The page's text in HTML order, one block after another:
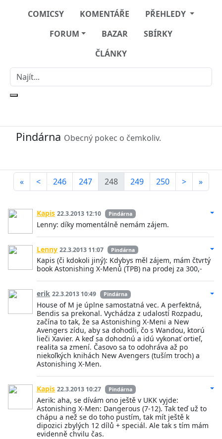
COMICSY KOMENTÁŘE
PŘEHLEDY
FORUM
BAZAR
SBÍRKY
ČLÁNKY
Pindárna Obecný pokec o čemkoliv.
« < 246 247 248 249 250 > »
Kapis 22.3.2013 12:10 Pindárna
Lenny: díky momentálně nemám zájem.
Lenny 22.3.2013 11:07 Pindárna
Kapis (či kdokoli jiný): Kdybys měl zájem, mám čtvrtý
book Astonishing X-Menů (TPB) na prodej za 300,-
erik 22.3.2013 10:49 Pindárna
House of M je úplne samostatná vec. A perfektná,
Bendis sa prekonal. Vychádza z udalostí Rozpadu,
začína to tak, že sa Astonishing X-Meni a New
Avengers zídu, aby sa dohodli, čo s Wandou, ktorú
lieči Xavier. A keď sa dohodnú a idú vykonať ortieľ,
realita sa zmení. Časovo sa to odohráva až po
niekoľkých knihách New Avengers (tuším troch) a
Astonishing X-Men.
Kapis 22.3.2013 10:27 Pindárna
Aerik: aha, se dívám ono ještě v UKK vyjde:
Astonishing X-Men: Dangerous (7-12). Tak teď už to
chápu a než se do toho pustím, tak mít ještě k
dipozici zbylých 12 dílů + speciál. Ale tak s tím mám
evidenně chvilu čas.